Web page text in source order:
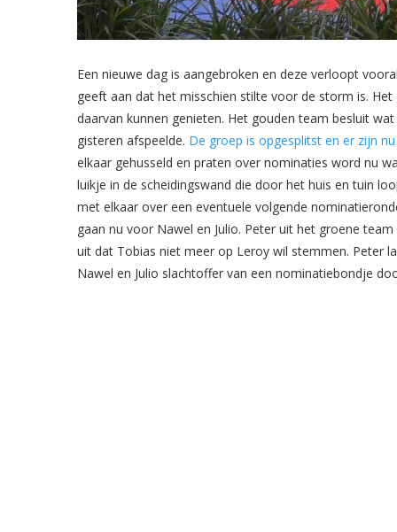
Een nieuwe dag is aangebroken en deze verloopt
geeft aan dat het misschien stilte voor de storm is.
daarvan kunnen genieten. Het gouden team besluit
gisteren afspeelde. De groep is opgesplitst en er zijn
elkaar gehusseld en praten over nominaties word nu
luikje in de scheidingswand die door het huis en tuin
met elkaar over een eventuele volgende
gaan nu voor Nawel en Julio. Peter uit het groene
uit dat Tobias niet meer op Leroy wil stemmen. Peter
Nawel en Julio slachtoffer van een nominatiebondje